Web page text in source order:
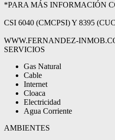
*PARA MÁS INFORMACIÓN
CSI 6040 (CMCPSI) Y 8395
WWW.FERNANDEZ-
SERVICIOS
Gas Natural
Cable
Internet
Cloaca
Electricidad
Agua Corriente
AMBIENTES